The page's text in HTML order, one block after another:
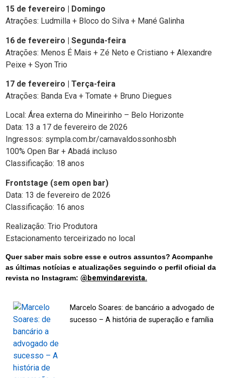
15 de fevereiro | Domingo
Atrações: Ludmilla + Bloco do Silva + Mané Galinha
16 de fevereiro | Segunda-feira
Atrações: Menos É Mais + Zé Neto e Cristiano + Alexandre
Peixe + Syon Trio
17 de fevereiro | Terça-feira
Atrações: Banda Eva + Tomate + Bruno Diegues
Local: Área externa do Mineirinho – Belo Horizonte
Data: 13 a 17 de fevereiro de 2026
Ingressos: sympla.com.br/carnavaldossonhosbh
100% Open Bar + Abadá incluso
Classificação: 18 anos
Frontstage (sem open bar)
Data: 13 de fevereiro de 2026
Classificação: 16 anos
Realização: Trio Produtora
Estacionamento terceirizado no local
Quer saber mais sobre esse e outros assuntos? Acompanhe
as últimas notícias e atualizações seguindo o perfil oficial da
revista no Instagram: @bemvindarevista.
Marcelo Soares: de bancário a advogado de
sucesso – A história de superação e família